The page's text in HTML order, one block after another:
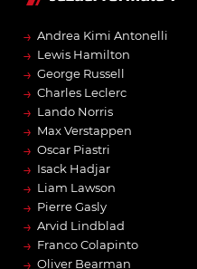
→ Andrea Kimi Antonelli
→ Lewis Hamilton
→ George Russell
→ Charles Leclerc
→ Lando Norris
→ Max Verstappen
→ Oscar Piastri
→ Isack Hadjar
→ Liam Lawson
→ Pierre Gasly
→ Arvid Lindblad
→ Franco Colapinto
→ Oliver Bearman